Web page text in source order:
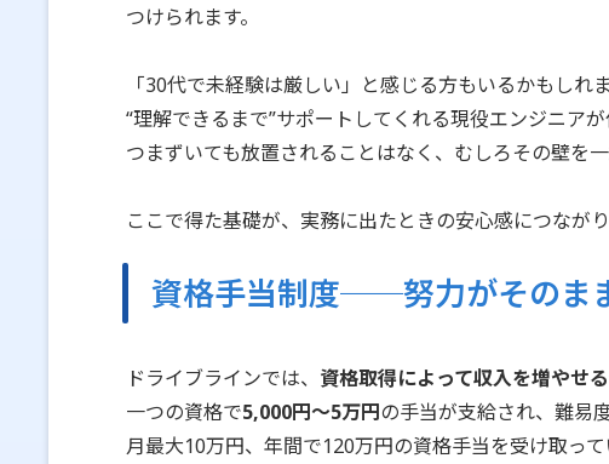
つけられます。
「30代で未経験は厳しい」と感じる方もいるかもしれ
“理解できるまで”サポートしてくれる現役エンジニアが
つまずいても放置されることはなく、むしろその壁を
ここで得た基礎が、実務に出たときの安心感につながり
資格手当制度──努力がそのま
ドライブラインでは、 資格取得によって収入を増やせ
一つの資格で5,000円〜5万円の手当が支給され、難易
月最大10万円、年間で120万円の資格手当を受け取って